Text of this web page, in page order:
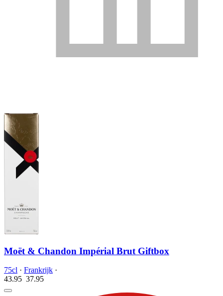
Moët & Chandon Impérial Brut Giftbox
75cl · Frankrijk ·
43.95 37.95